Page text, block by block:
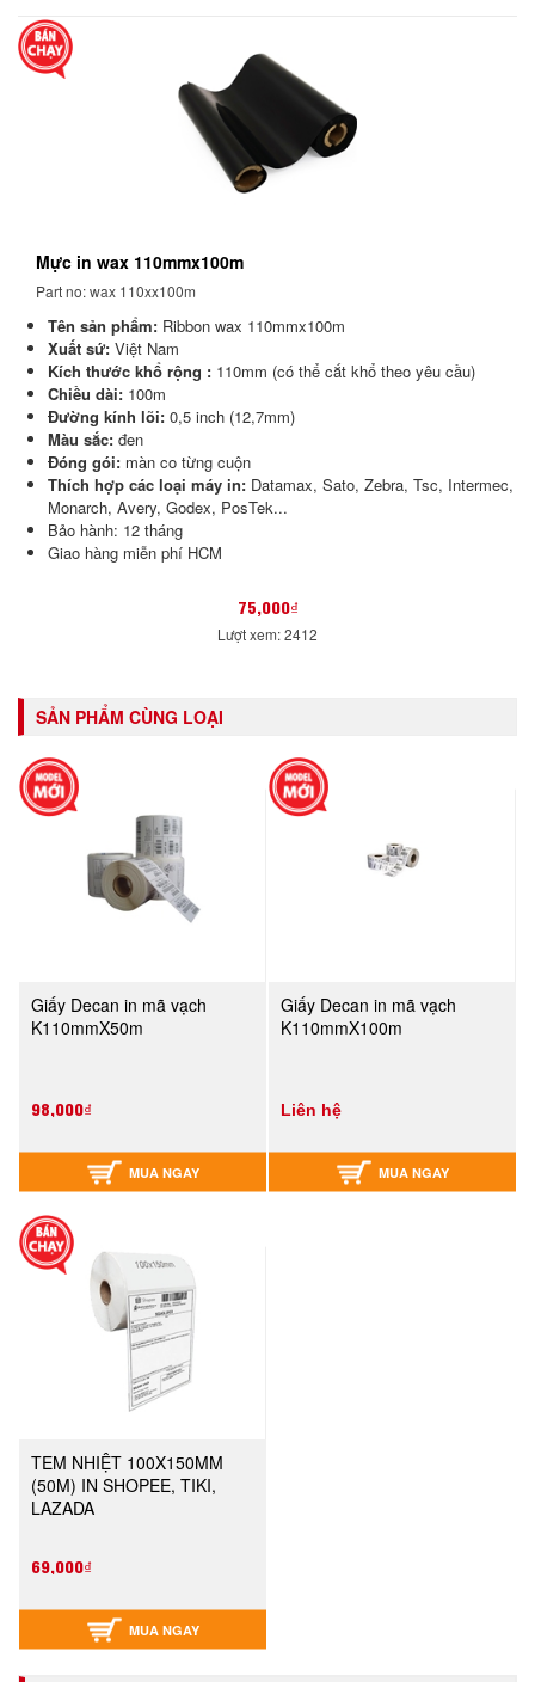
Mực in wax 110mmx100m
Part no: wax 110xx100m
Tên sản phẩm: Ribbon wax 110mmx100m
Xuất sứ: Việt Nam
Kích thước khổ rộng : 110mm (có thể cắt khổ theo yêu cầu)
Chiều dài: 100m
Đường kính lõi: 0,5 inch (12,7mm)
Màu sắc: đen
Đóng gói: màn co từng cuộn
Thích hợp các loại máy in: Datamax, Sato, Zebra, Tsc, Intermec,
Monarch, Avery, Godex, PosTek...
Bảo hành: 12 tháng
Giao hàng miễn phí HCM
75,000₫
Lượt xem: 2412
SẢN PHẨM CÙNG LOẠI
Giấy Decan in mã vạch
K110mmX50m
98,000₫
MUA NGAY
Giấy Decan in mã vạch
K110mmX100m
Liên hệ
MUA NGAY
TEM NHIỆT 100X150MM
(50M) IN SHOPEE, TIKI,
LAZADA
69,000₫
MUA NGAY